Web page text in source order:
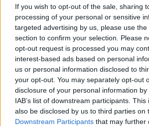
If you wish to opt-out of the sale, sharing
processing of your personal or sensitive
targeted advertising by us, please use
section to confirm your selection. Please
opt-out request is processed you may
interest-based ads based on personal
us or personal information disclosed to
your opt-out. You may separately opt-out
disclosure of your personal information
IAB’s list of downstream participants.
also be disclosed by us to third parties on
Downstream Participants that may further
3
VIIHDEUUTISET